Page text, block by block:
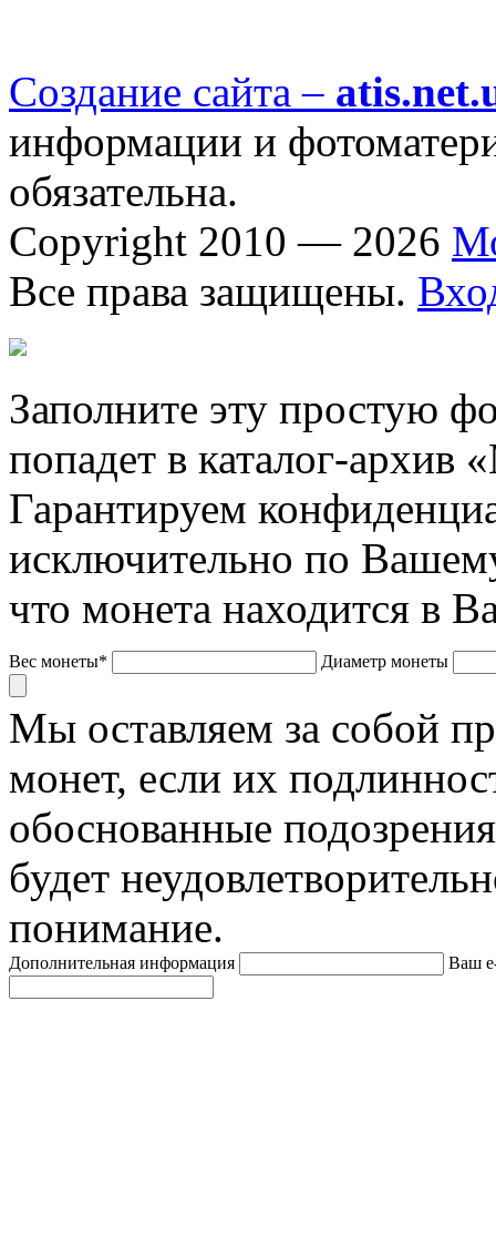
Создание сайта –
информации и
обязательна.
Copyright 2010 — 2026
Все права защищены.
Заполните эту простую
попадет в каталог-архив
Гарантируем
исключительно по
что монета находится в
Вес монеты* Диаметр монеты
Мы оставляем за собой
монет, если их
обоснованные
будет
понимание.
Дополнительная информация Ваш